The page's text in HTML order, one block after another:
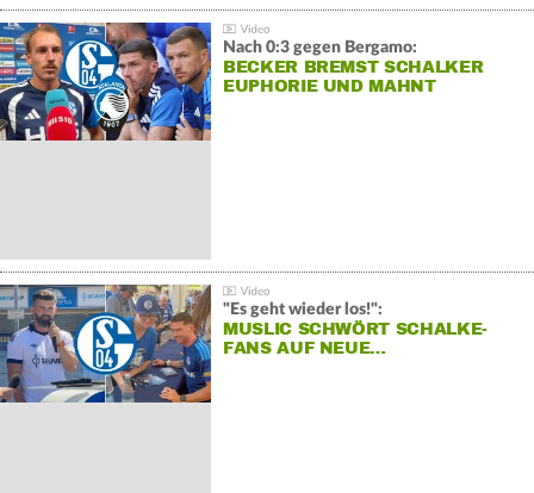
Nach 0:3 gegen Bergamo:
BECKER BREMST SCHALKER
EUPHORIE UND MAHNT
"Es geht wieder los!":
MUSLIC SCHWÖRT SCHALKE-
FANS AUF NEUE…